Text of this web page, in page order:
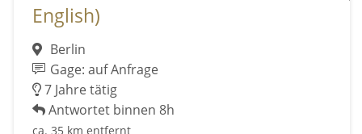
English)
Berlin
Gage: auf Anfrage
7 Jahre tätig
Antwortet binnen 8h
ca. 35 km entfernt